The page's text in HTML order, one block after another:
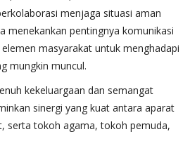
menjaga situasi aman
menekankan pentingnya komunikasi
masyarakat untuk menghadapi
mungkin muncul.
kekeluargaan dan semangat
sinergi yang kuat antara aparat
serta tokoh agama, tokoh pemuda,